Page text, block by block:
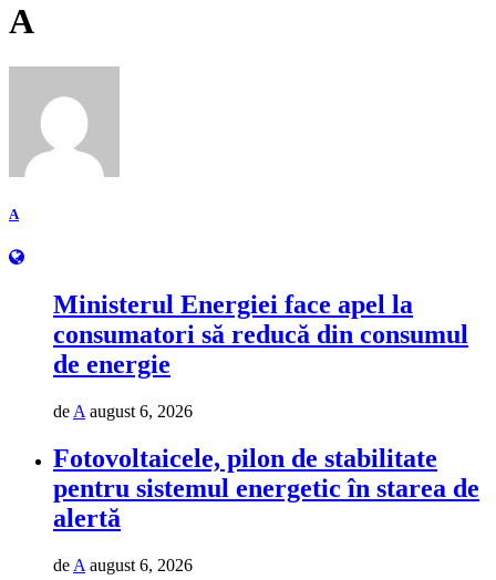
A
A
Ministerul Energiei face apel la
consumatori să reducă din consumul
de energie
de A august 6, 2026
Fotovoltaicele, pilon de stabilitate
pentru sistemul energetic în starea de
alertă
de A august 6, 2026